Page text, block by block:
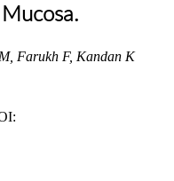
Farukh F, Kandan K